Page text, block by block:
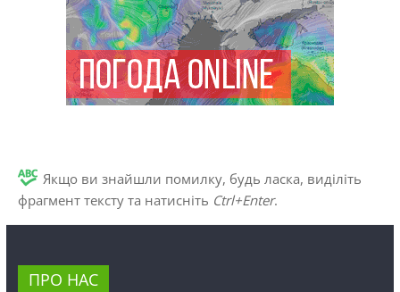
Якщо ви знайшли помилку, будь ласка, виділіть
фрагмент тексту та натисніть Ctrl+Enter.
ПРО НАС